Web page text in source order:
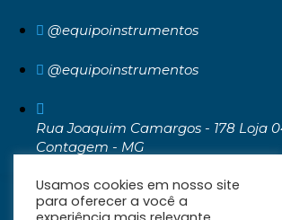
@equipoinstrumentos
@equipoinstrumentos
Rua Joaquim Camargos - 178 Loja
Contagem - MG
Usamos cookies em nosso site
para oferecer a você a